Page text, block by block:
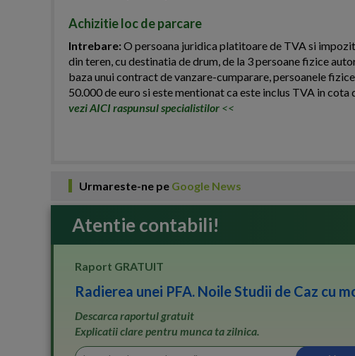
Achizitie loc de parcare
Intrebare:O persoana juridica platitoare de TVA si
din teren, cu destinatia de drum, de la 3 persoane fizice
baza unui contract de vanzare-cumparare, persoanele
50.000 de euro si este mentionat ca este inclus TVA in
vezi AICI raspunsul specialistilor <<
Urmareste-ne pe Google News
Atentie contabili!
Raport GRATUIT
Radierea unei PFA. Noile Studii de Caz cu
Descarca raportul gratuit
Explicatii clare pentru munca ta zilnica.